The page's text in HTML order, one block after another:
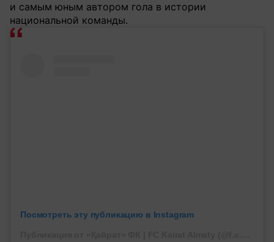
и самым юным автором гола в истории
национальной команды.
Посмотреть эту публикацию в Instagram